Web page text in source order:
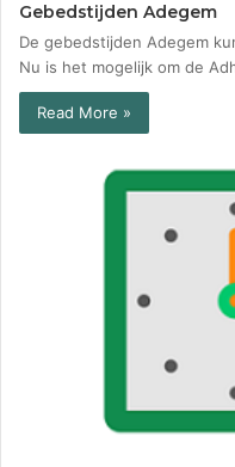
Gebedstijden Adegem
De gebedstijden Adegem
Nu is het mogelijk om de
Read More »